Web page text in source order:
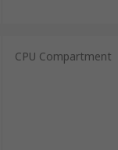
CPU Compartment